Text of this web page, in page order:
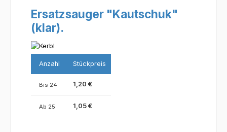
Ersatzsauger "Kautschuk"
(klar).
Anzahl Stückpreis
Bis 24 1,20 €
Ab 25 1,05 €